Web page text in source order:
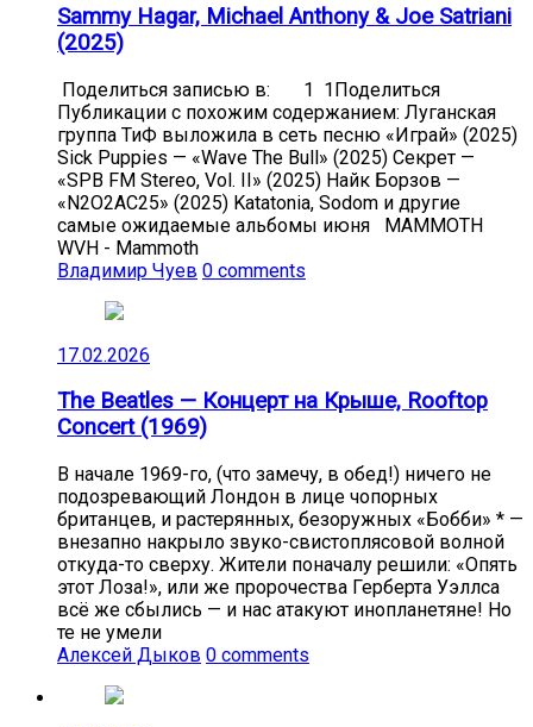
Sammy Hagar, Michael Anthony & Joe Satriani
(2025)
Поделиться записью в: 1 1Поделиться
Публикации с похожим содержанием: Луганская
группа ТиФ выложила в сеть песню «Играй» (2025)
Sick Puppies — «Wave The Bull» (2025) Секрет —
«SPB FM Stereo, Vol. II» (2025) Найк Борзов —
«N2O2AC25» (2025) Katatonia, Sodom и другие
самые ожидаемые альбомы июня MAMMOTH
WVH - Mammoth
Владимир Чуев 0 comments
17.02.2026
The Beatles — Концерт на Крыше, Rooftop
Concert (1969)
В начале 1969-го, (что замечу, в обед!) ничего не
подозревающий Лондон в лице чопорных
британцев, и растерянных, безоружных «Бобби» * —
внезапно накрыло звуко-свистоплясовой волной
откуда-то сверху. Жители поначалу решили: «Опять
этот Лоза!», или же пророчества Герберта Уэллса
всё же сбылись — и нас атакуют инопланетяне! Но
те не умели
Алексей Дыков 0 comments